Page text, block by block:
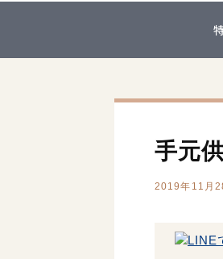
手元
2019年11月